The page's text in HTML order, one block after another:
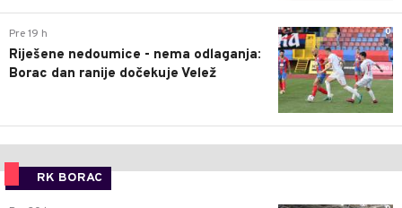
0
Pre 19 h
Riješene nedoumice - nema odlaganja:
Borac dan ranije dočekuje Velež
RK BORAC